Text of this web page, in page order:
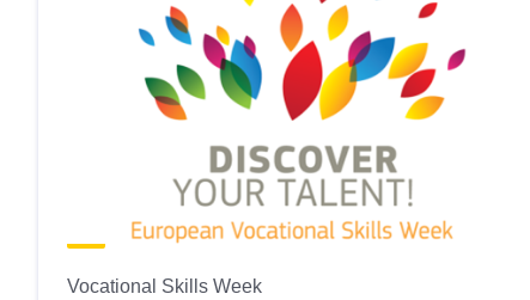
Vocational Skills Week